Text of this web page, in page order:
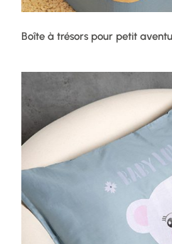
Boîte à trésors pour petit